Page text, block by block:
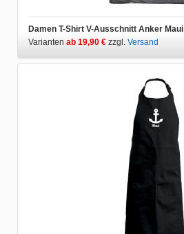
Damen T-Shirt V-Ausschnitt Anker Maui
Varianten ab 19,90 € zzgl. Versand